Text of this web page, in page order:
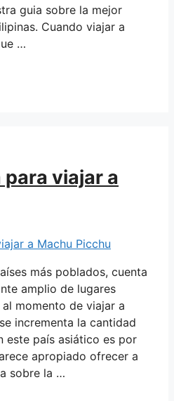
guia sobre la mejor
Cuando viajar a
…
viajar a
más poblados, cuenta
amplio de lugares
momento de viajar a
incrementa la cantidad
este país asiático es por
apropiado ofrecer a
sobre la …